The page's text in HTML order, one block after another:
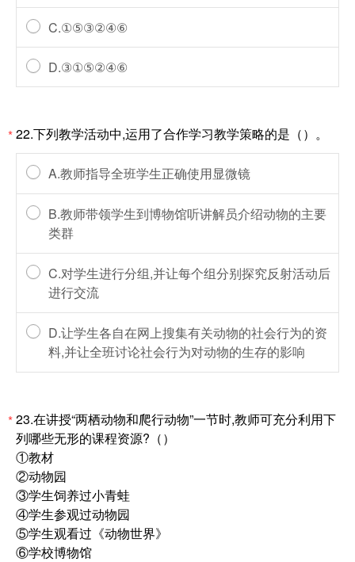
C.①⑤③②④⑥
D.③①⑤②④⑥
*22.下列教学活动中,运用了合作学习教学策略的是（）。
A.教师指导全班学生正确使用显微镜
B.教师带领学生到博物馆听讲解员介绍动物的主要
类群
C.对学生进行分组,并让每个组分别探究反射活动后
进行交流
D.让学生各自在网上搜集有关动物的社会行为的资
料,并让全班讨论社会行为对动物的生存的影响
*23.在讲授“两栖动物和爬行动物”一节时,教师可充分利用下
列哪些无形的课程资源?（）
①教材
②动物园
③学生饲养过小青蛙
④学生参观过动物园
⑤学生观看过《动物世界》
⑥学校博物馆